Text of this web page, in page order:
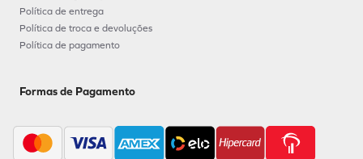
Política de entrega
Política de troca e devoluções
Política de pagamento
Formas de Pagamento